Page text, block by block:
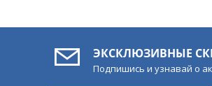
ЭКСКЛЮЗИВНЫЕ
Подпишись и узнавай о